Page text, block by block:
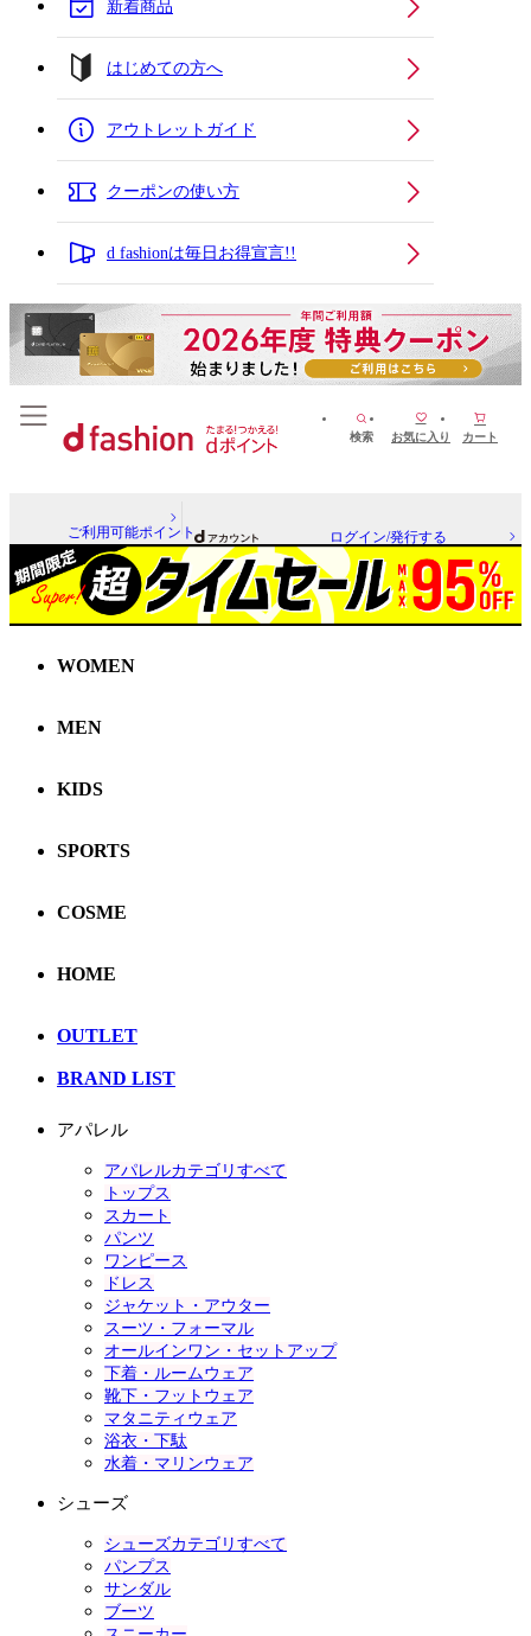
新着商品
はじめての方へ
アウトレットガイド
クーポンの使い方
d fashionは毎日お得宣言!!
検索 お気に入り カート
ご利用可能ポイント ログイン/発行する
WOMEN
MEN
KIDS
SPORTS
COSME
HOME
OUTLET
BRAND LIST
アパレル
アパレルカテゴリすべて
トップス
スカート
パンツ
ワンピース
ドレス
ジャケット・アウター
スーツ・フォーマル
オールインワン・セットアップ
下着・ルームウェア
靴下・フットウェア
マタニティウェア
浴衣・下駄
水着・マリンウェア
シューズ
シューズカテゴリすべて
パンプス
サンダル
ブーツ